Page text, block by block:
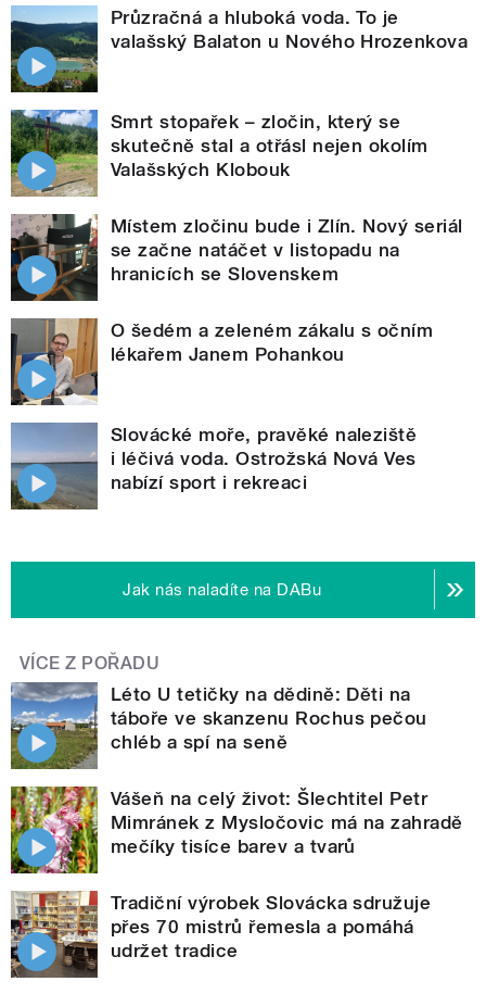
Průzračná a hluboká voda. To je
valašský Balaton u Nového Hrozenkova
Smrt stopařek – zločin, který se
skutečně stal a otřásl nejen okolím
Valašských Klobouk
Místem zločinu bude i Zlín. Nový seriál
se začne natáčet v listopadu na
hranicích se Slovenskem
O šedém a zeleném zákalu s očním
lékařem Janem Pohankou
Slovácké moře, pravěké naleziště
i léčivá voda. Ostrožská Nová Ves
nabízí sport i rekreaci
Jak nás naladíte na DABu
VÍCE Z POŘADU
Léto U tetičky na dědině: Děti na
táboře ve skanzenu Rochus pečou
chléb a spí na seně
Vášeň na celý život: Šlechtitel Petr
Mimránek z Mysločovic má na zahradě
mečíky tisíce barev a tvarů
Tradiční výrobek Slovácka sdružuje
přes 70 mistrů řemesla a pomáhá
udržet tradice